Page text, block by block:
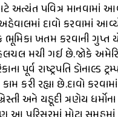
અત્યંત પવિત્ર માનવામાં
દાવો કરવામાં
ખતમ કરવાની
હલચલ મચી ગઈ છે.જોકે
પૂર્વ રાષ્ટ્રપતિ ડોનાલ્ડ
કરી રહ્યા છે.દાવો
અને યહૂદી ત્રણેય